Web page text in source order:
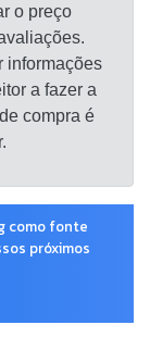
o preço
informações
a fazer a
compra é
como fonte
próximos